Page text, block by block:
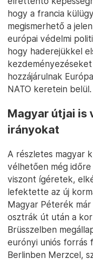
hogy a francia
megismerhető a
európai védelmi
hogy haderejükkel
hozzájárulnak
NATO keretein belül.
Magyar útjai is
irányokat
A részletes magyar
vélhetően még
viszont ígéretek,
lefektette az új
Magyar Péterék
osztrák út után a
Brüsszelben
eurónyi uniós forrás
Berlinben Merzcel,